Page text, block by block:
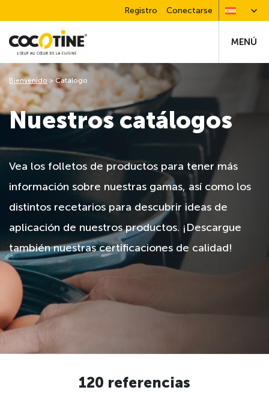
Registro Conectarse
MENÚ
Nuestros catálogos
Vea los folletos de productos para tener más
información sobre nuestras gamas, así como los
distintos recetarios para descubrir ideas de
aplicación de nuestros productos. ¡Descargue
también nuestras certificaciones de calidad!
Bienvenido > Catálogo
120 referencias